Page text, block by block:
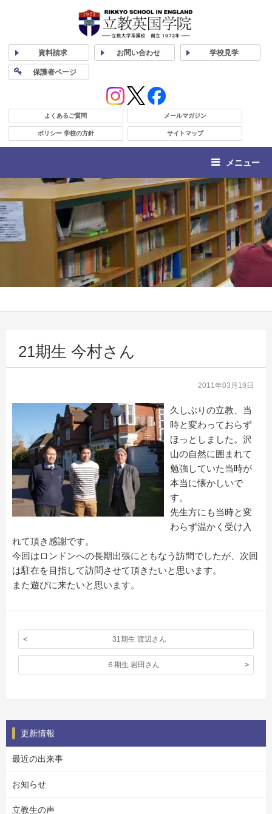
資料請求 お問い合わせ 学校見学
保護者ページ
よくあるご質問 メールマガジン
ポリシー 学校の方針 サイトマップ
メニュー
21期生 今村さん
2011年03月19日
久しぶりの立教、当
時と変わっておらず
ほっとしました。沢
山の自然に囲まれて
勉強していた当時が
本当に懐かしいで
す。
先生方にも当時と変
わらず温かく受け入
れて頂き感謝です。
今回はロンドンへの長期出張にともなう訪問でしたが、次回
は駐在を目指して訪問させて頂きたいと思います。
また遊びに来たいと思います。
31期生 渡辺さん
６期生 岩田さん
更新情報
最近の出来事
お知らせ
立教生の声